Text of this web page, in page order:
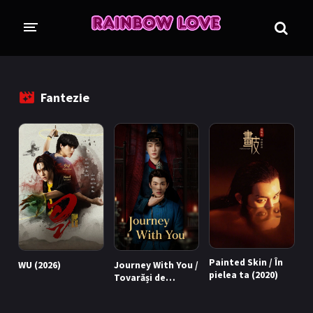
BLOG
PROIECTE
TRADUSE COMPLET GL (Girls' Love)
ANIME FILME
EMISIUNI
COLECȚII LGBTQ
Fantezie
WU (2026)
Journey With You /
Tovarăși de
Painted Skin / În
pielea ta (2020)